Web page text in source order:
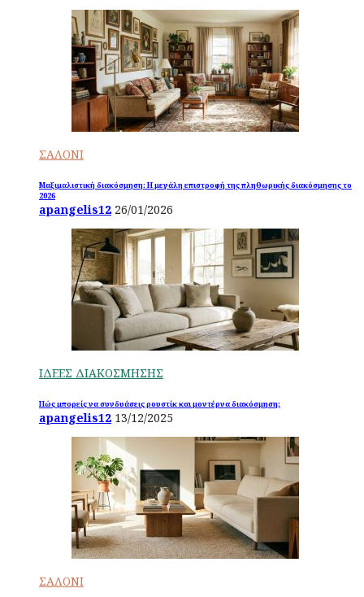
ΣΑΛΟΝΙ
Μαξιμαλιστική διακόσμηση: Η μεγάλη επιστροφή της πληθωρικής διακόσμησης το
2026
apangelis12 26/01/2026
ΙΔΕΕΣ ΔΙΑΚΟΣΜΗΣΗΣ
Πώς μπορείς να συνδυάσεις ρουστίκ και μοντέρνα διακόσμηση;
apangelis12 13/12/2025
ΣΑΛΟΝΙ